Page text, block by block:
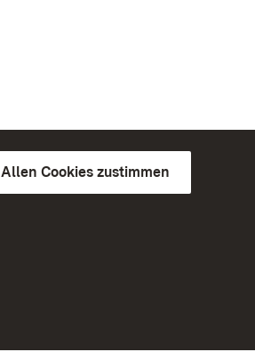
Allen Cookies zustimmen